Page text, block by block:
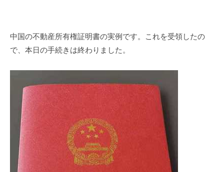
中国の不動産所有権証明書の実例です。これを受領したの
で、本日の手続きは終わりました。